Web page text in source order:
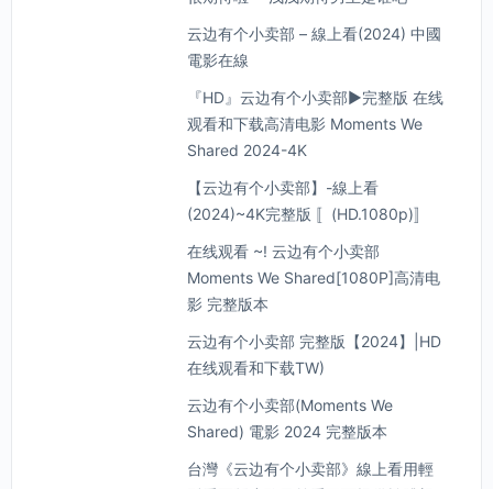
云边有个小卖部 – 線上看(2024) 中國
電影在線
『HD』云边有个小卖部►完整版 在线
观看和下载高清电影 Moments We
Shared 2024-4K
【云边有个小卖部】-線上看
(2024)~4K完整版 〚(HD.1080p)〛
在线观看 ~! 云边有个小卖部
Moments We Shared[1080P]高清电
影 完整版本
云边有个小卖部 完整版【2024】|HD
在线观看和下载TW)
云边有个小卖部(Moments We
Shared) 電影 2024 完整版本
台灣《云边有个小卖部》線上看用輕